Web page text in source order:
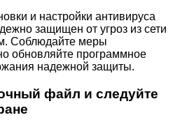
и настройки антивируса
защищен от угроз из сети
Соблюдайте меры
обновляйте программное
надежной защиты.
файл и следуйте